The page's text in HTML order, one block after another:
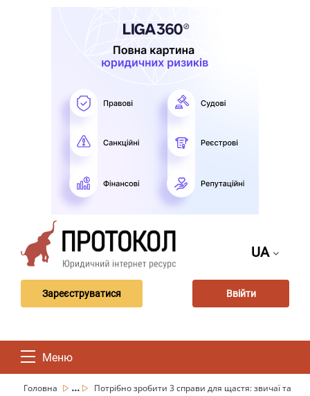
UA
Зареєструватися Ввійти
Меню
Головна ...
Потрібно зробити 3 справи для щастя: звичаї та